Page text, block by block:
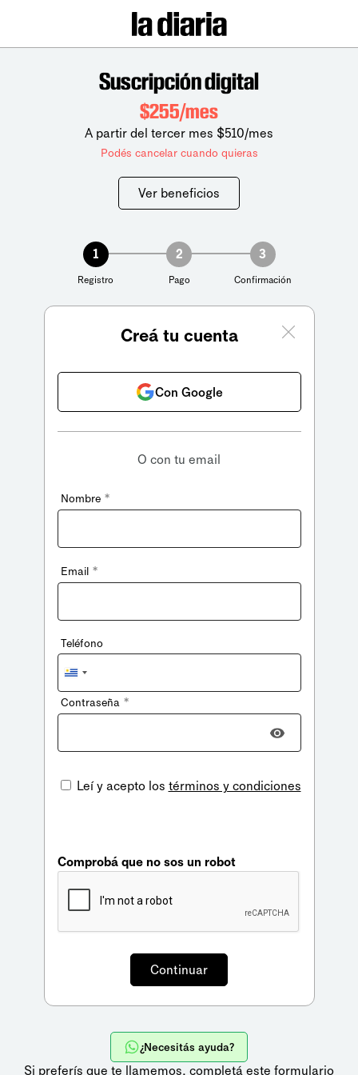
Suscripción digital
$255/mes
A partir del tercer mes $510/mes
Podés cancelar cuando quieras
Ver beneficios
1
Registro
2
Pago
3
Confirmación
Creá tu cuenta
Con Google
O con tu email
Nombre *
Email *
Teléfono
Uruguay
+598
Contraseña *
Leí y acepto los términos y condiciones
Comprobá que no sos un robot
¿Necesitás ayuda?
Si preferís que te llamemos, completá este formulario